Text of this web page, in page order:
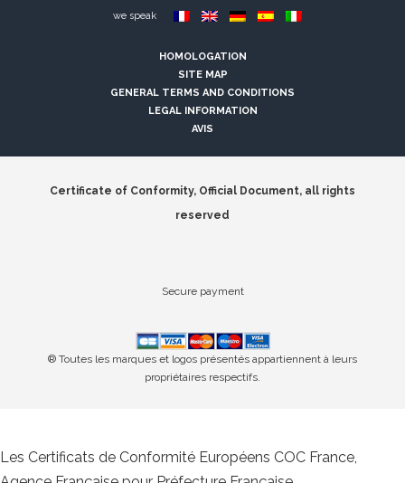
we speak
HOMOLOGATION
SITE MAP
GENERAL TERMS AND CONDITIONS
LEGAL INFORMATION
AVIS
Certificate of Conformity, Official Document, all rights
reserved
Secure payment
® Toutes les marques et logos présentés appartiennent à leurs
propriétaires respectifs.
Les Certificats de Conformité Européens COC France,